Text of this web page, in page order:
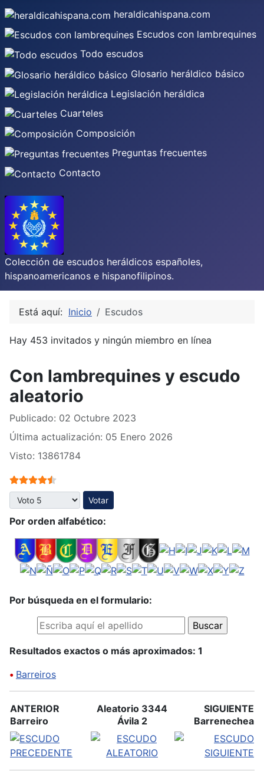
heraldicahispana.com
Escudos con lambrequines
Todo escudos
Glosario heráldico básico
Legislación heráldica
Cuarteles
Composición
Preguntas frecuentes
Contacto
Colección de escudos heráldicos españoles,
hispanoamericanos e hispanofilipinos.
Está aquí: Inicio Escudos
Hay 453 invitados y ningún miembro en línea
Con lambrequines y escudo
aleatorio
Publicado: 02 Octubre 2023
Última actualización: 05 Enero 2026
Visto: 13861784
Ratio:4.5/
Por favor, vote
Por orden alfabético:
Por búsqueda en el formulario:
Resultados exactos o más aproximados: 1
• Barreiros
ANTERIOR
Barreiro
Aleatorio 3344
Ávila 2
SIGUIENTE
Barrenechea